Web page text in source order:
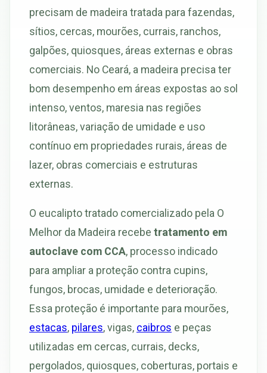
precisam de madeira tratada para fazendas,
sítios, cercas, mourões, currais, ranchos,
galpões, quiosques, áreas externas e obras
comerciais. No Ceará, a madeira precisa ter
bom desempenho em áreas expostas ao sol
intenso, ventos, maresia nas regiões
litorâneas, variação de umidade e uso
contínuo em propriedades rurais, áreas de
lazer, obras comerciais e estruturas
externas.
O eucalipto tratado comercializado pela O
Melhor da Madeira recebe tratamento em
autoclave com CCA, processo indicado
para ampliar a proteção contra cupins,
fungos, brocas, umidade e deterioração.
Essa proteção é importante para mourões,
estacas, pilares, vigas, caibros e peças
utilizadas em cercas, currais, decks,
pergolados, quiosques, coberturas, portais e